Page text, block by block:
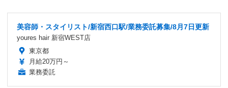
美容師・スタイリスト/新宿西口駅/業務委託募集/8月7日更新
youres hair 新宿WEST店
東京都
月給20万円～
業務委託